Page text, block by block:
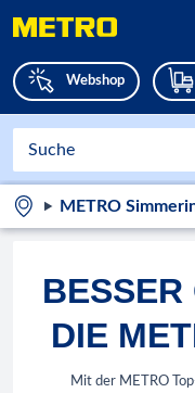
Webshop
METRO
BESSER
DIE
Mit der METRO